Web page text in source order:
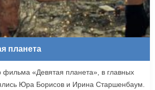
планета
«Девятая планета», в главных
Юра Борисов и Ирина Старшенбаум.